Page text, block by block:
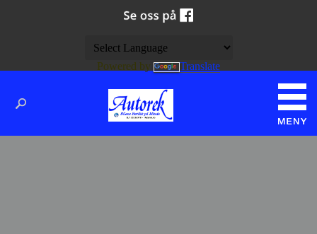
Powered by Translate